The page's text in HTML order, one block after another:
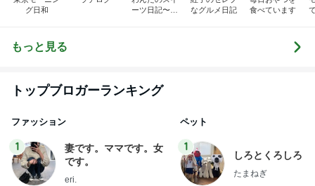
グ日和
ーツ日記〜小
なグルメ日記
食べています
もっと見る
トップブロガーランキング
ファッション
1
妻です。ママです。女
です。
eri.
ペット
1
しろとくろしろ
たまねぎ